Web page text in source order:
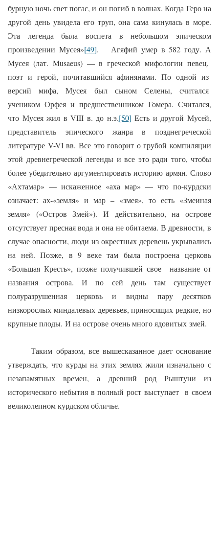
бурную ночь свет погас, и он погиб в волнах. Когда Геро на
другой день увидела его труп, она сама кинулась в море.
Эта легенда была воспета в небольшом эпическом
произведении Мусея»[49]. Агяфий умер в 582 году. А
Мусея (лат. Musaeus) — в греческой мифологии певец,
поэт и герой, почитавшийся афинянами. По одной из
версий мифа, Мусея был сыном Селены, считался
учеником Орфея и предшественником Гомера. Считался,
что Мусея жил в VIII в. до н.э.[50] Есть и другой Мусей,
представитель эпического жанра в позднегреческой
литературе V-VI вв. Все это говорит о грубой компиляции
этой древнегреческой легенды и все это ради того, чтобы
более убедительно аргументировать историю армян. Слово
«Ахтамар» — искаженное «аха мар» — что по-курдски
означает: ах-«земля» и мар – «змея», то есть «Змеиная
земля» («Остров Змей»). И действительно, на острове
отсутствует пресная вода и она не обитаема. В древности, в
случае опасности, люди из окрестных деревень укрывались
на ней. Позже, в 9 веке там была построена церковь
«Большая Кресть», позже получившей свое название от
названия острова. И по сей день там существует
полуразрушенная церковь и видны пару десятков
низкорослых миндалевых деревьев, приносящих редкие, но
крупные плоды. И на острове очень много ядовитых змей.
Таким образом, все вышесказанное дает основание
утверждать, что курды на этих землях жили изначально с
незапамятных времен, а древний род Рыштуни из
исторического небытия в полный рост выступает в своем
великолепном курдском обличье.